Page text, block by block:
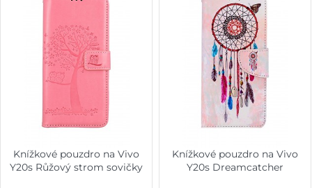
Knížkové pouzdro na Vivo
Y20s Růžový strom sovičky
Knížkové pouzdro na Vivo
Y20s Dreamcatcher